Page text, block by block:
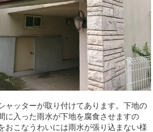
ャッターが取り付けてあります。下地の
に入った雨水が下地を腐食させますの
おこなうわいには雨水が張り込まない様